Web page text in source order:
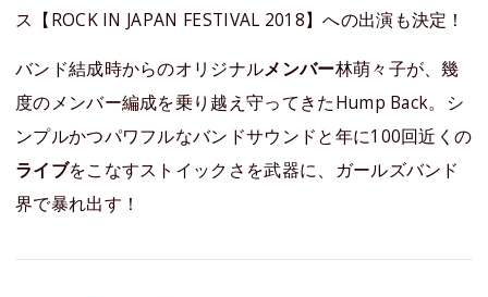
ス【ROCK IN JAPAN FESTIVAL 2018】への出演も決定！
バンド結成時からのオリジナルメンバー林萌々子が、幾
度のメンバー編成を乗り越え守ってきたHump Back。シ
ンプルかつパワフルなバンドサウンドと年に100回近くの
ライブをこなすストイックさを武器に、ガールズバンド
界で暴れ出す！